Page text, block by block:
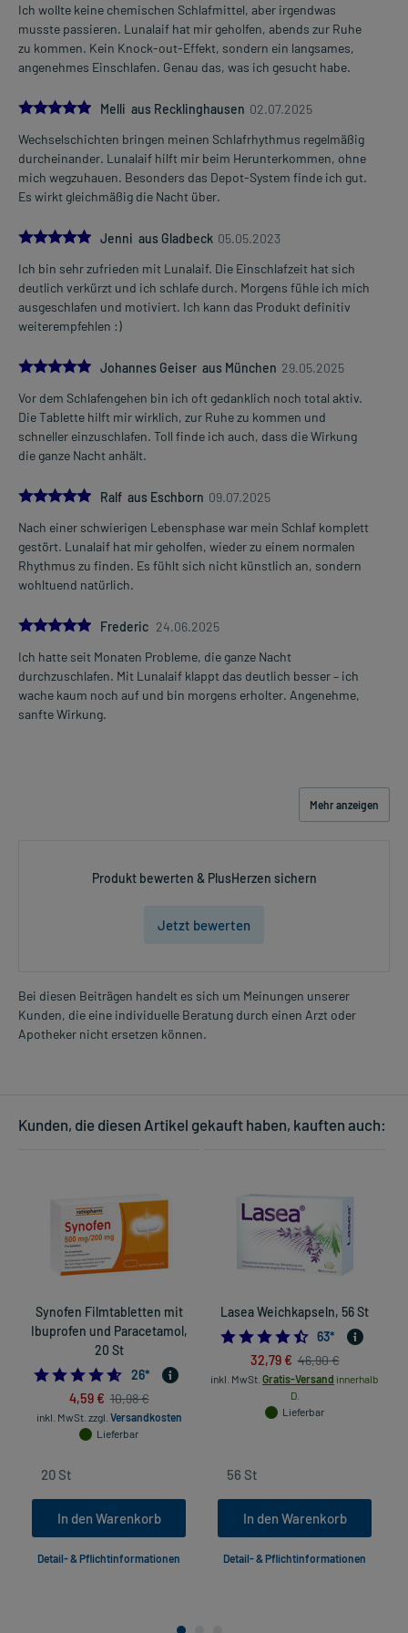
Ich wollte keine chemischen Schlafmittel, aber irgendwas
musste passieren. Lunalaif hat mir geholfen, abends zur Ruhe
zu kommen. Kein Knock-out-Effekt, sondern ein langsames,
angenehmes Einschlafen. Genau das, was ich gesucht habe.
5.0
Melli aus Recklinghausen 02.07.2025
Wechselschichten bringen meinen Schlafrhythmus regelmäßig
durcheinander. Lunalaif hilft mir beim Herunterkommen, ohne
mich wegzuhauen. Besonders das Depot-System finde ich gut.
Es wirkt gleichmäßig die Nacht über.
5.0
Jenni aus Gladbeck 05.05.2023
Ich bin sehr zufrieden mit Lunalaif. Die Einschlafzeit hat sich
deutlich verkürzt und ich schlafe durch. Morgens fühle ich mich
ausgeschlafen und motiviert. Ich kann das Produkt definitiv
weiterempfehlen :)
5.0
Johannes Geiser aus München 29.05.2025
Vor dem Schlafengehen bin ich oft gedanklich noch total aktiv.
Die Tablette hilft mir wirklich, zur Ruhe zu kommen und
schneller einzuschlafen. Toll finde ich auch, dass die Wirkung
die ganze Nacht anhält.
5.0
Ralf aus Eschborn 09.07.2025
Nach einer schwierigen Lebensphase war mein Schlaf komplett
gestört. Lunalaif hat mir geholfen, wieder zu einem normalen
Rhythmus zu finden. Es fühlt sich nicht künstlich an, sondern
wohltuend natürlich.
5.0
Frederic 24.06.2025
Ich hatte seit Monaten Probleme, die ganze Nacht
durchzuschlafen. Mit Lunalaif klappt das deutlich besser – ich
wache kaum noch auf und bin morgens erholter. Angenehme,
sanfte Wirkung.
Mehr anzeigen
Produkt bewerten & PlusHerzen sichern
Jetzt bewerten
Bei diesen Beiträgen handelt es sich um Meinungen unserer
Kunden, die eine individuelle Beratung durch einen Arzt oder
Apotheker nicht ersetzen können.
Kunden, die diesen Artikel gekauft haben, kauften auch:
Synofen Filmtabletten mit
Ibuprofen und Paracetamol,
20 St
4.576923076923077
26*
4,59 € 10,98 €
inkl. MwSt. zzgl. Versandkosten
Lieferbar
In den Warenkorb
Detail- & Pflichtinformationen
Lasea Weichkapseln, 56 St
63*
32,79 € 46,90 €
inkl. MwSt. Gratis-Versand innerhalb
D.
Lieferbar
In den Warenkorb
Detail- & Pflichtinformationen